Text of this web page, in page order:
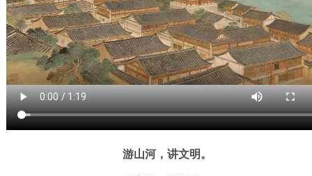
游山河，讲文明。